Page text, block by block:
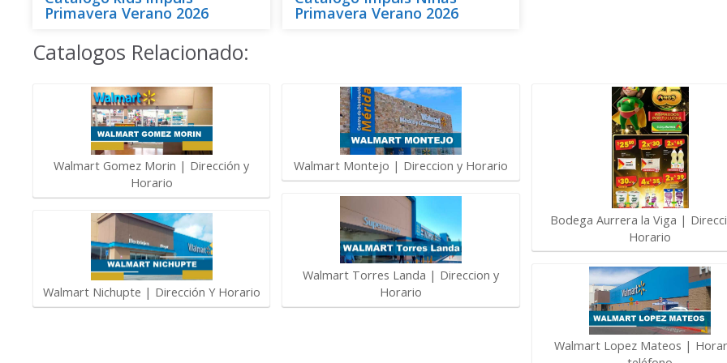
Primavera Verano 2026 Primavera Verano 2026
Catalogos Relacionado:
Walmart Gomez Morin | Dirección y
Horario
Walmart Nichupte | Dirección Y Horario
Walmart Montejo | Direccion y Horario
Walmart Torres Landa | Direccion y
Horario
Bodega Aurrera la Viga |
Horario
Walmart Lopez Mateos |